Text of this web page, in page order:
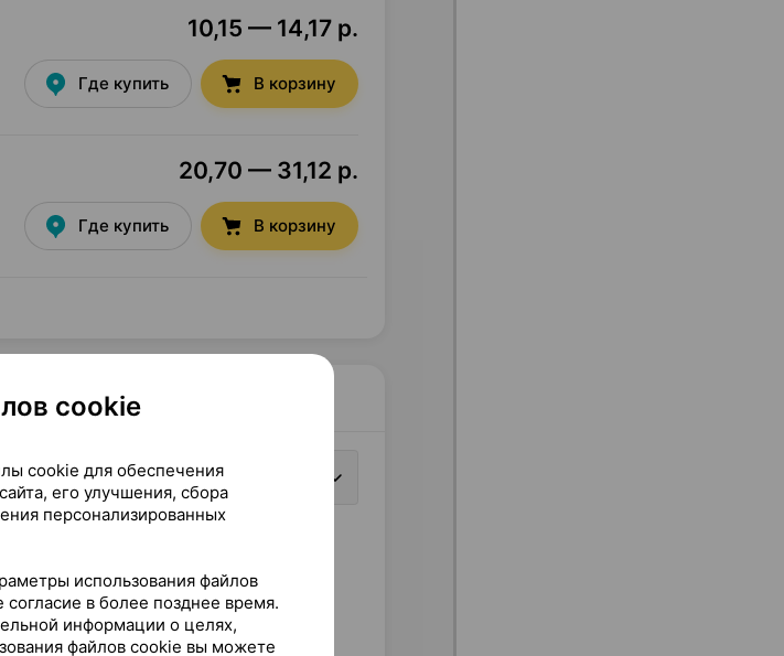
10,15 — 14,17 р.
Где купить В корзину
20,70 — 31,12 р.
Где купить В корзину
cookie
cookie для обеспечения
его улучшения, сбора
персонализированных
использования файлов
в более позднее время.
информации о целях,
файлов cookie вы можете